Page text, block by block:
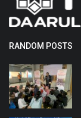
RANDOM POSTS